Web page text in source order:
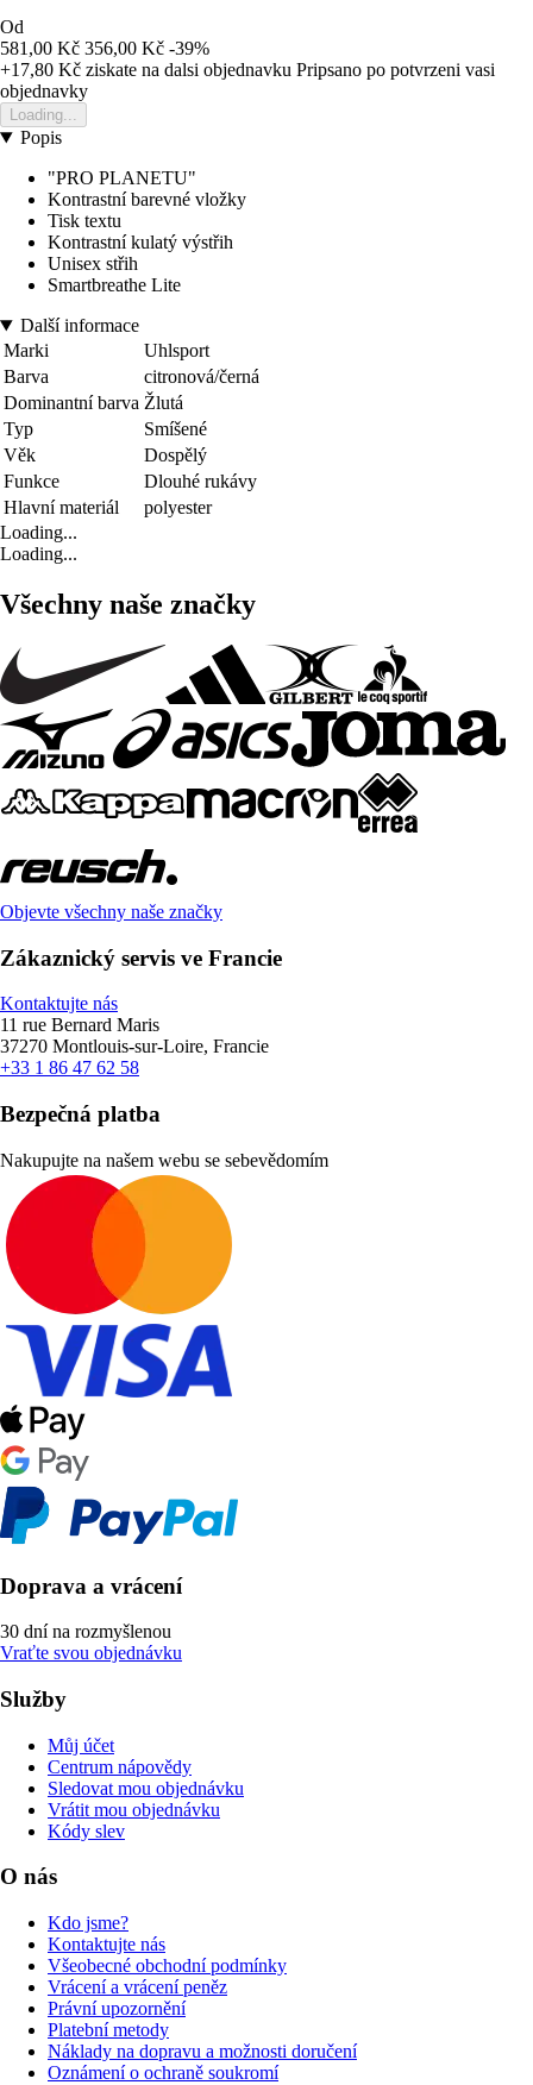
Od
581,00 Kč 356,00 Kč -39%
+17,80 Kč ziskate na dalsi objednavku Pripsano po potvrzeni vasi
objednavky
Loading...
Popis
"PRO PLANETU"
Kontrastní barevné vložky
Tisk textu
Kontrastní kulatý výstřih
Unisex střih
Smartbreathe Lite
Další informace
Marki
Uhlsport
Barva
citronová/černá
Dominantní barva Žlutá
Typ
Smíšené
Věk
Dospělý
Funkce
Dlouhé rukávy
Hlavní materiál
polyester
Loading...
Loading...
Všechny naše značky
Objevte všechny naše značky
Zákaznický servis ve Francie
Kontaktujte nás
11 rue Bernard Maris
37270 Montlouis-sur-Loire, Francie
+33 1 86 47 62 58
Bezpečná platba
Nakupujte na našem webu se sebevědomím
Doprava a vrácení
30 dní na rozmyšlenou
Vraťte svou objednávku
Služby
Můj účet
Centrum nápovědy
Sledovat mou objednávku
Vrátit mou objednávku
Kódy slev
O nás
Kdo jsme?
Kontaktujte nás
Všeobecné obchodní podmínky
Vrácení a vrácení peněz
Právní upozornění
Platební metody
Náklady na dopravu a možnosti doručení
Oznámení o ochraně soukromí